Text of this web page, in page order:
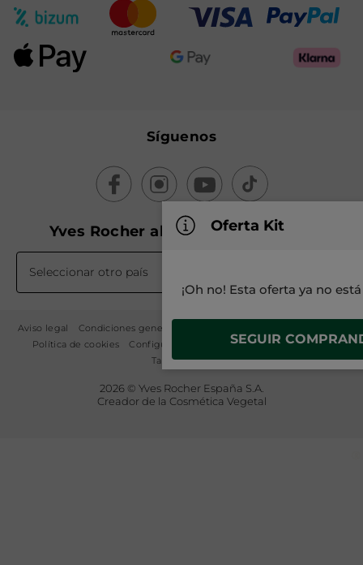
Oferta Kit
¡Oh no! Esta oferta ya no
SEGUIR
Síguenos
Yves Rocher alrededor del mundo
Seleccionar otro país
Aviso legal Condiciones generales de venta
Política de cookies
Configuración de cookies
Mapa del sitio
Tarifa 2026
2026 © Yves Rocher España S.A.
Creador de la Cosmética Vegetal